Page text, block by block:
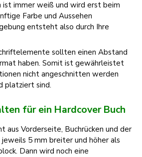
ist immer weiß und wird erst beim
Farbe und Aussehen
entsteht also durch Ihre
sollten einen Abstand
haben. Somit ist gewährleistet
nicht angeschnitten werden
platziert sind.
für ein Hardcover Buch
aus Vorderseite, Buchrücken und der
jeweils 5 mm breiter und höher als
Dann wird noch eine